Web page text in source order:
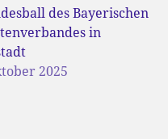
des Bayerischen
in
2025